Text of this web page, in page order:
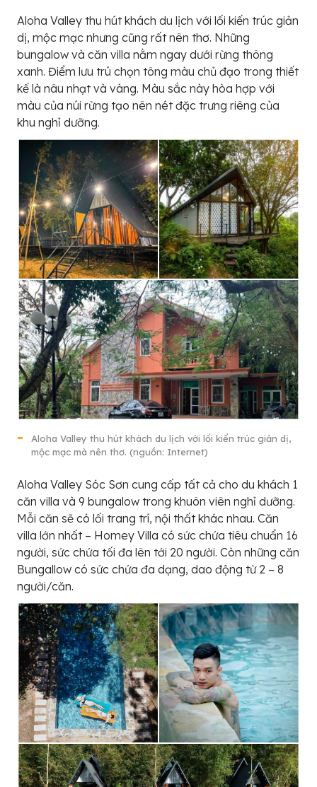
Aloha Valley thu hút khách du lịch với lối kiến trúc giản
dị, mộc mạc nhưng cũng rất nên thơ. Những
bungalow và căn villa nằm ngay dưới rừng thông
xanh. Điểm lưu trú chọn tông màu chủ đạo trong thiết
kế là nâu nhạt và vàng. Màu sắc này hòa hợp với
màu của núi rừng tạo nên nét đặc trưng riêng của
khu nghỉ dưỡng.
Aloha Valley thu hút khách du lịch với lối kiến trúc giản dị,
mộc mạc mà nên thơ. (nguồn: Internet)
Aloha Valley Sóc Sơn cung cấp tất cả cho du khách 1
căn villa và 9 bungalow trong khuôn viên nghỉ dưỡng.
Mỗi căn sẽ có lối trang trí, nội thất khác nhau. Căn
villa lớn nhất – Homey Villa có sức chứa tiêu chuẩn 16
người, sức chứa tối đa lên tới 20 người. Còn những căn
Bungallow có sức chứa đa dạng, dao động từ 2 – 8
người/căn.